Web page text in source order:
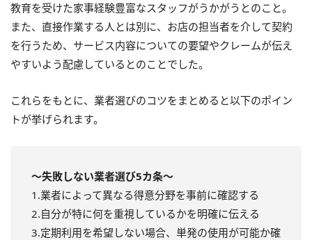
教育を受けた家事経験豊富なスタッフがうかがうとのこと。
また、直接作業する人とは別に、お店の担当者を介して契約
を行うため、サービス内容についての要望やクレームが伝え
やすいよう配慮しているとのことでした。
これらをもとに、業者選びのコツをまとめると以下のポイン
トが挙げられます。
～失敗しない業者選び5カ条～
1.業者によって異なる得意分野を事前に確認する
2.自分が特に何を重視しているかを明確に伝える
3.定期利用を希望しない場合、単発の使用が可能か確